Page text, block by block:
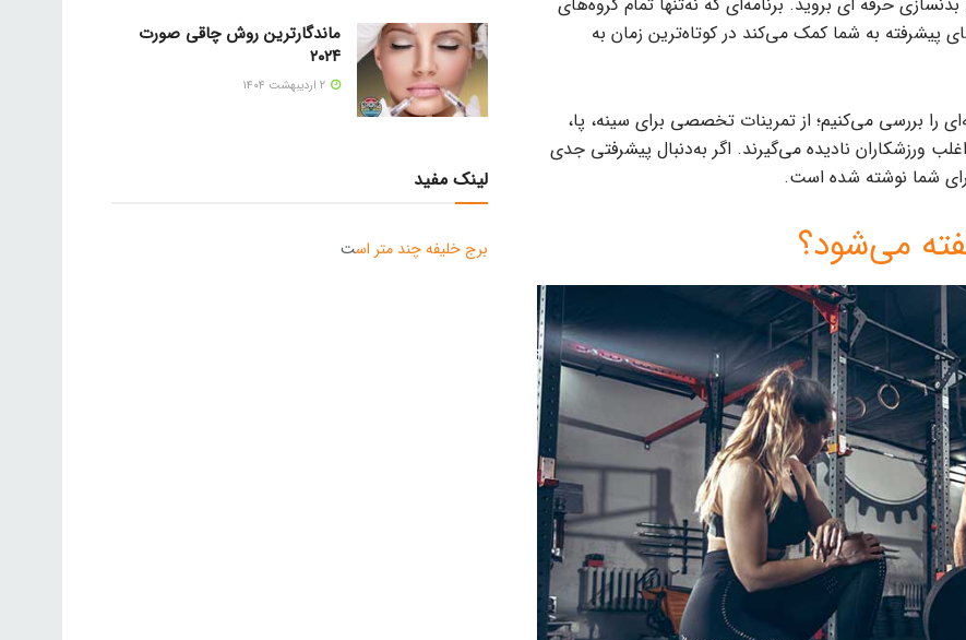
پیشرفته به شما کمک می‌کند در کوتاه‌ترین زمان به
کامل بدنسازی حرفه‌ای را بررسی می‌کنیم؛ از تمرینات تخصصی برای سینه، پا،
ورزشکاران نادیده می‌گیرند. اگر به‌دنبال پیشرفتی جدی
شما نوشته شده است.
می‌شود؟
ماندگارترین روش چاقی صورت
۲۰۲۴
لینک مفید
برج خلیفه چند متر است